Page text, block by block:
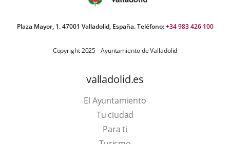
Plaza Mayor, 1. 47001 Valladolid, España. Teléfono:+34 983 426 100
Copyright 2025 - Ayuntamiento de Valladolid
valladolid.es
El Ayuntamiento
Tu ciudad
Para ti